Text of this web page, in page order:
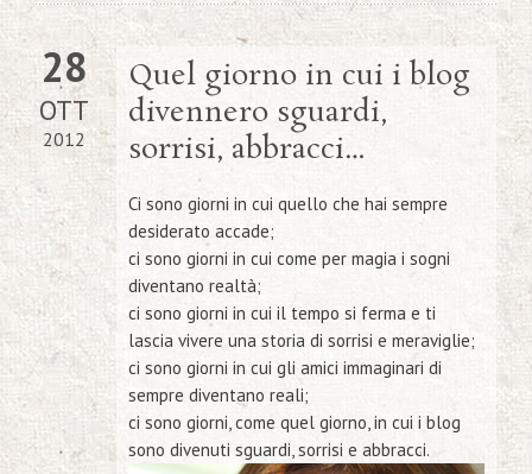
28
OTT
2012
Quel giorno in cui i blog
divennero sguardi,
sorrisi, abbracci…
Ci sono giorni in cui quello che hai sempre
desiderato accade;
ci sono giorni in cui come per magia i sogni
diventano realtà;
ci sono giorni in cui il tempo si ferma e ti
lascia vivere una storia di sorrisi e meraviglie;
ci sono giorni in cui gli amici immaginari di
sempre diventano reali;
ci sono giorni, come quel giorno, in cui i blog
sono divenuti sguardi, sorrisi e abbracci.